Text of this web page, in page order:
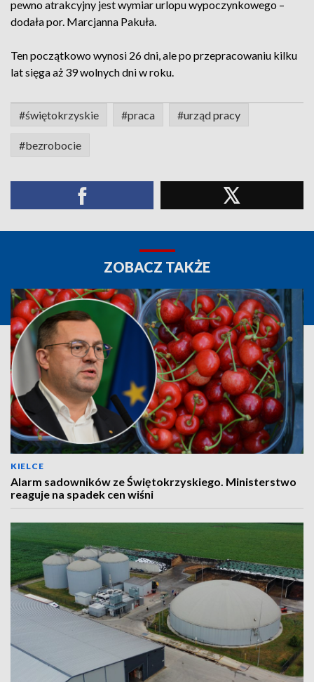
pewno atrakcyjny jest wymiar urlopu wypoczynkowego –
dodała por. Marcjanna Pakuła.
Ten początkowo wynosi 26 dni, ale po przepracowaniu kilku
lat sięga aż 39 wolnych dni w roku.
#świętokrzyskie #praca #urząd pracy
#bezrobocie
ZOBACZ TAKŻE
KIELCE
Alarm sadowników ze Świętokrzyskiego. Ministerstwo
reaguje na spadek cen wiśni